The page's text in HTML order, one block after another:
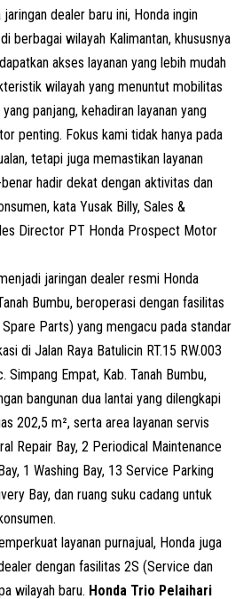
dealer baru ini, Honda ingin
berbagai wilayah Kalimantan, khususnya
akses layanan yang lebih mudah
wilayah yang menuntut mobilitas
panjang, kehadiran layanan yang
penting. Fokus kami tidak hanya pada
tetapi juga memastikan layanan
hadir dekat dengan aktivitas dan
kata Yusak Billy, Sales &
Director PT Honda Prospect Motor
jaringan dealer resmi Honda
Bumbu, beroperasi dengan fasilitas
Parts) yang mengacu pada standar
di Jalan Raya Batulicin RT.15 RW.003
Simpang Empat, Kab. Tanah Bumbu,
bangunan dua lantai yang dilengkapi
202,5 m², serta area layanan servis
Repair Bay, 2 Periodical Maintenance
1 Washing Bay, 13 Service Parking
Bay, dan ruang suku cadang untuk
layanan purnajual, Honda juga
dengan fasilitas 2S (Service dan
wilayah baru. Honda Trio Pelaihari